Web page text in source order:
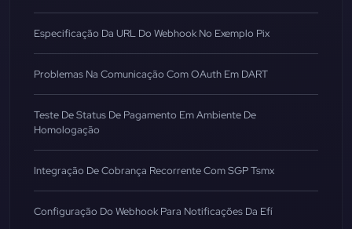
Especificação Da URL Do Webhook No Exemplo Pix
Problemas Na Comunicação Com OAuth Em DART
Teste De Status De Pagamento Em Ambiente De
Homologação
Integração De Cobrança Recorrente Com SGP Tsmx
Configuração Do Webhook Para Notificações Da Efí